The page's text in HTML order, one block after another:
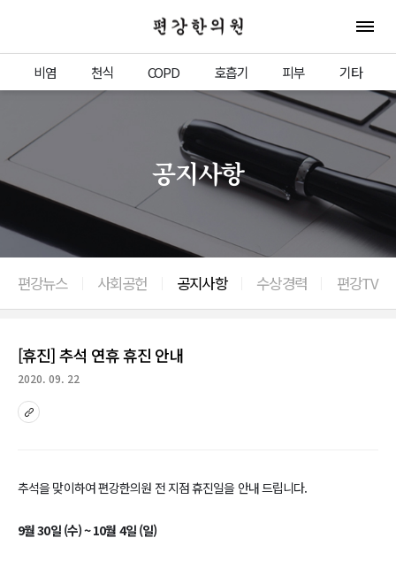
편강한의원 전체
비염 천식 COPD 호흡기 피부 기타
공지사항
편강뉴스 사회공헌 공지사항 수상경력 편강TV
[휴진] 추석 연휴 휴진 안내
2020. 09. 22
sns
추석을 맞이하여 편강한의원 전 지점 휴진일을 안내 드립니다.
9월 30일 (수) ~ 10월 4일 (일)